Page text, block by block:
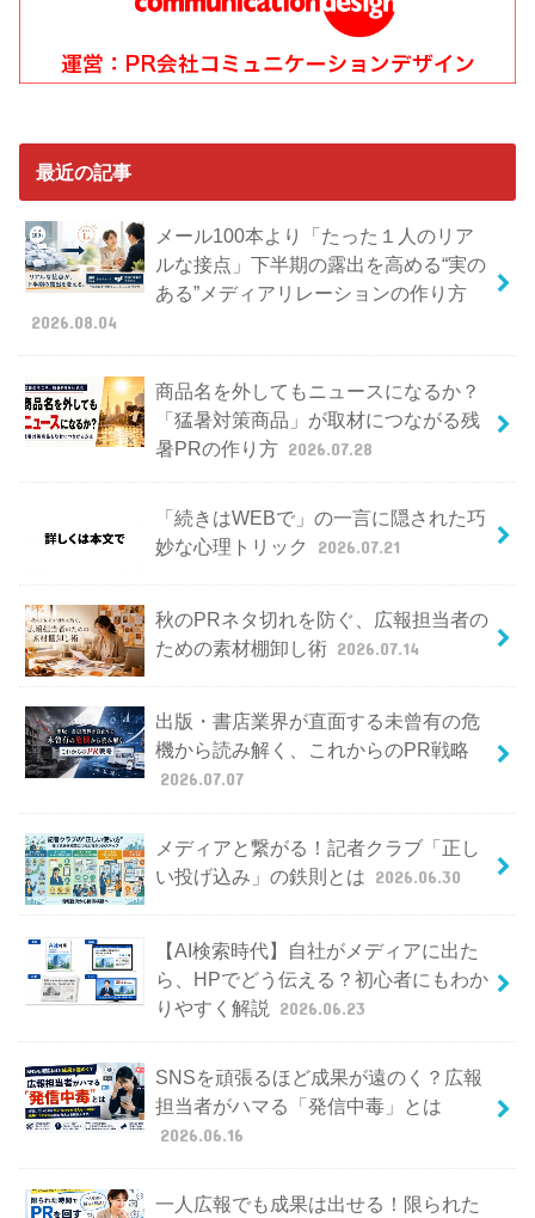
最近の記事
メール100本より「たった１人のリア
ルな接点」下半期の露出を高める“実の
ある”メディアリレーションの作り方
2026.08.04
商品名を外してもニュースになるか？
「猛暑対策商品」が取材につながる残
暑PRの作り方 2026.07.28
「続きはWEBで」の一言に隠された巧
妙な心理トリック
2026.07.21
秋のPRネタ切れを防ぐ、広報担当者の
ための素材棚卸し術 2026.07.14
出版・書店業界が直面する未曾有の危
機から読み解く、これからのPR戦略
2026.07.07
メディアと繋がる！記者クラブ「正し
い投げ込み」の鉄則とは 2026.06.30
【AI検索時代】自社がメディアに出た
ら、HPでどう伝える？初心者にもわか
りやすく解説
2026.06.23
SNSを頑張るほど成果が遠のく？広報
担当者がハマる「発信中毒」とは
2026.06.16
一人広報でも成果は出せる！限られた